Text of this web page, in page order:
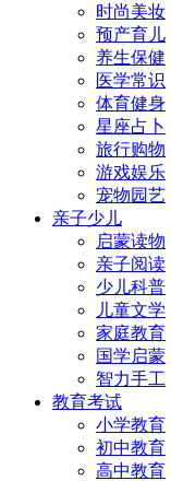
时尚美妆
预产育儿
养生保健
医学常识
体育健身
星座占卜
旅行购物
游戏娱乐
宠物园艺
亲子少儿
启蒙读物
亲子阅读
少儿科普
儿童文学
家庭教育
国学启蒙
智力手工
教育考试
小学教育
初中教育
高中教育